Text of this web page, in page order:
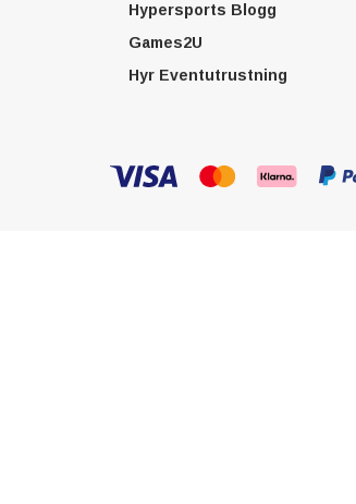
Hypersports Blogg
Games2U
Hyr Eventutrustning